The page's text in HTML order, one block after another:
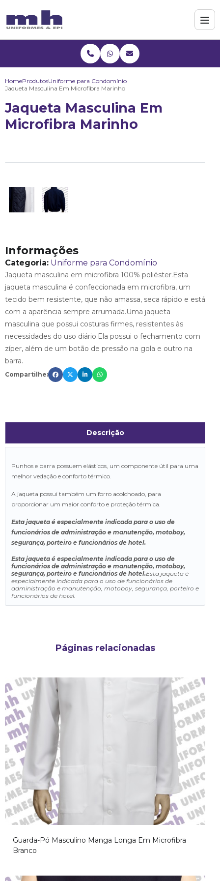
HomeProdutosUniforme para Condomínio
Jaqueta Masculina Em Microfibra Marinho
Jaqueta Masculina Em
Microfibra Marinho
Informações
Categoria: Uniforme para Condomínio
Jaqueta masculina em microfibra 100% poliéster.Esta
jaqueta masculina é confeccionada em microfibra, um
tecido bem resistente, que não amassa, seca rápido e está
com a aparência sempre arrumada.Uma jaqueta
masculina que possui costuras firmes, resistentes às
necessidades do uso diário.Ela possui o fechamento com
zíper, além de um botão de pressão na gola e outro na
barra.
Compartilhe:
Descrição
Punhos e barra possuem elásticos, um componente útil para uma
melhor vedação e conforto térmico.
A jaqueta possui também um forro acolchoado, para
proporcionar um maior conforto e proteção térmica.
Esta jaqueta é especialmente indicada para o uso de
funcionários de administração e manutenção, motoboy,
segurança, porteiro e funcionários de hotel.
Esta jaqueta é especialmente indicada para o uso de
funcionários de administração e manutenção, motoboy,
segurança, porteiro e funcionários de hotel.Esta jaqueta é
especialmente indicada para o uso de funcionários de
administração e manutenção, motoboy, segurança, porteiro e
funcionários de hotel.
Páginas relacionadas
Guarda-Pó Masculino Manga Longa Em Microfibra
Branco